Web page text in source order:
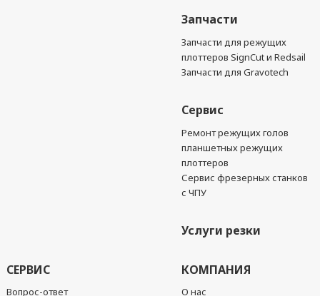
Запчасти
Запчасти для режущих
плоттеров SignCut и Redsail
Запчасти для Gravotech
Сервис
Ремонт режущих голов
планшетных режущих
плоттеров
Сервис фрезерных станков
с ЧПУ
Услуги резки
СЕРВИС
Вопрос-ответ
КОМПАНИЯ
О нас